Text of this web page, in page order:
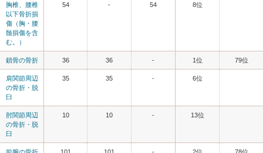
胸椎、腰椎
以下骨折損
傷（胸・腰
髄損傷を含
む。）
54 - 54 8位
鎖骨の骨折 36 36 - 1位 79位
肩関節周辺
の骨折・脱
臼
35 35 - 6位
肘関節周辺
の骨折・脱
臼
10 10 - 13位